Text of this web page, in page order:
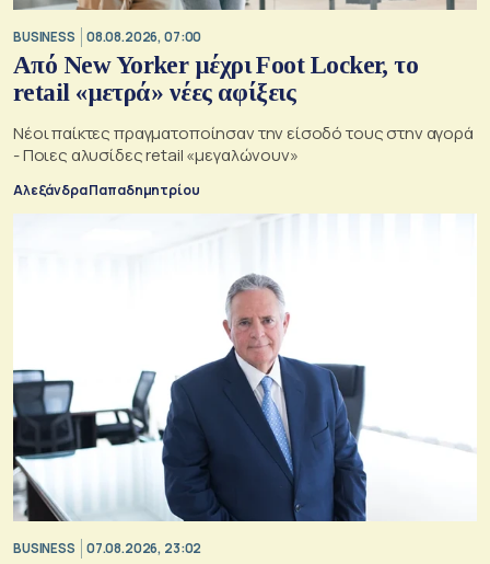
BUSINESS 08.08.2026, 07:00
Από New Yorker μέχρι Foot Locker, το
retail «μετρά» νέες αφίξεις
Νέοι παίκτες πραγματοποίησαν την είσοδό τους στην αγορά
- Ποιες αλυσίδες retail «μεγαλώνουν»
Αλεξάνδρα Παπαδημητρίου
BUSINESS 07.08.2026, 23:02